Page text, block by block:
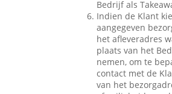
Bedrijf als
Indien de Klant
aangegeven
het afleveradres
plaats van het
nemen, om te
contact met de
van het